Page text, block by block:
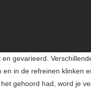
gevarieerd.
in de refreinen klinken
gehoord had, word je